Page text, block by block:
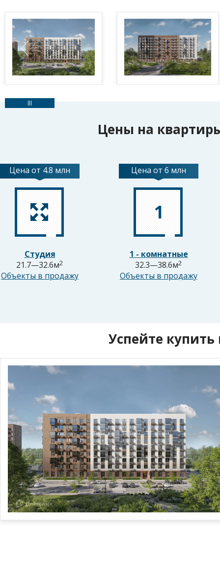
Цены на
Цена от 4.8 млн
Студия
21.7—32.6м2
Объекты в продажу
Цена от 6 млн
1 - комнатные
32.3—38.6м2
Объекты в продажу
Успейте купить